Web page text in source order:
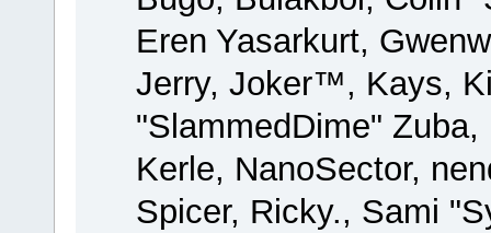
Eren Yasarkurt,
Jerry, Joker™, Kays,
"SlammedDime"
Kerle, NanoSector,
Spicer, Ricky., Sami